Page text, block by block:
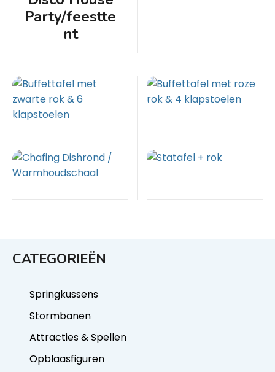
Party/feestte
nt
CATEGORIEËN
Springkussens
Stormbanen
Attracties & Spellen
Opblaasfiguren